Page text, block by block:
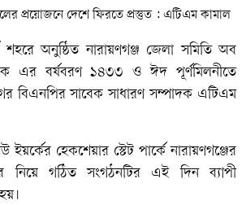
শহরে অনুষ্ঠিত নারায়ণগঞ্জ জেলা সমিতি অব
এর বর্ষবরণ ১৪৩৩ ও ঈদ পূর্ণমিলনীতে
বিএনপির সাবেক সাধারণ সম্পাদক এটিএম
হেকশেয়ার স্টেট পার্কে নারায়ণগঞ্জের
নিয়ে গঠিত সংগঠনটির এই দিন ব্যাপী